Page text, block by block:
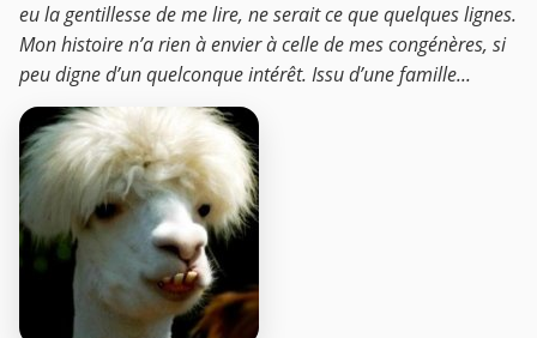
eu la gentillesse de me lire, ne serait ce que quelques lignes.
Mon histoire n’a rien à envier à celle de mes congénères, si
peu digne d’un quelconque intérêt. Issu d’une famille...